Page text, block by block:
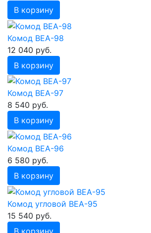
В корзину
Комод ВЕА-98
12 040 руб.
В корзину
Комод ВЕА-97
8 540 руб.
В корзину
Комод ВЕА-96
6 580 руб.
В корзину
Комод угловой ВЕА-95
15 540 руб.
В корзину